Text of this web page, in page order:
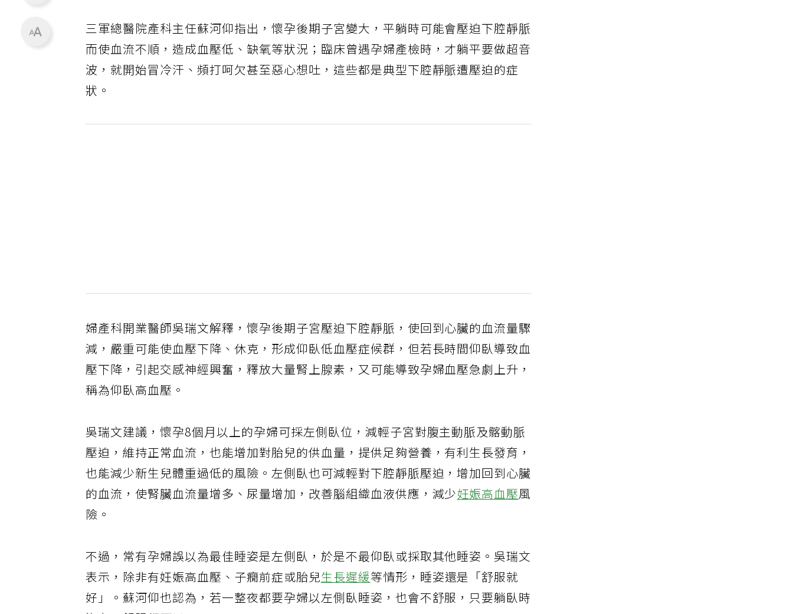
三軍總醫院產科主任蘇河仰指出，懷孕後期子宮變大，平躺時可能會壓迫下腔靜脈
而使血流不順，造成血壓低、缺氧等狀況；臨床曾遇孕婦產檢時，才躺平要做超音
波，就開始冒冷汗、頻打呵欠甚至惡心想吐，這些都是典型下腔靜脈遭壓迫的症
狀。
婦產科開業醫師吳瑞文解釋，懷孕後期子宮壓迫下腔靜脈，使回到心臟的血流量驟
減，嚴重可能使血壓下降、休克，形成仰臥低血壓症候群，但若長時間仰臥導致血
壓下降，引起交感神經興奮，釋放大量腎上腺素，又可能導致孕婦血壓急劇上升，
稱為仰臥高血壓。
吳瑞文建議，懷孕8個月以上的孕婦可採左側臥位，減輕子宮對腹主動脈及髂動脈
壓迫，維持正常血流，也能增加對胎兒的供血量，提供足夠營養，有利生長發育，
也能減少新生兒體重過低的風險。左側臥也可減輕對下腔靜脈壓迫，增加回到心臟
的血流，使腎臟血流量增多、尿量增加，改善腦組織血液供應，減少妊娠高血壓風
險。
不過，常有孕婦誤以為最佳睡姿是左側臥，於是不最仰臥或採取其他睡姿。吳瑞文
表示，除非有妊娠高血壓、子癇前症或胎兒生長遲緩等情形，睡姿還是「舒服就
好」。蘇河仰也認為，若一整夜都要孕婦以左側臥睡姿，也會不舒服，只要躺臥時